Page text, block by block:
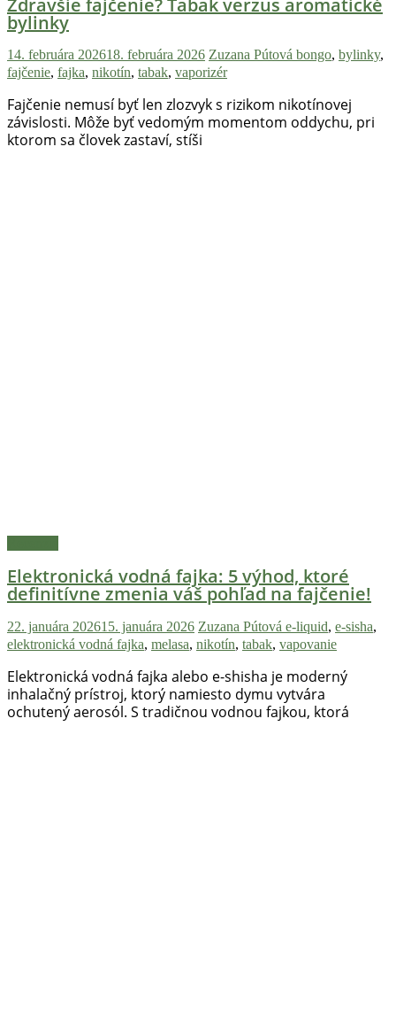
bylinky
14. februára 202618. februára 2026 Zuzana Pútová bongo, bylinky,
fajčenie, fajka, nikotín, tabak, vaporizér
Fajčenie nemusí byť len zlozvyk s rizikom nikotínovej
závislosti. Môže byť vedomým momentom oddychu, pri
ktorom sa človek zastaví, stíši
Elektronická vodná fajka: 5 výhod, ktoré
definitívne zmenia váš pohľad na fajčenie!
22. januára 202615. januára 2026 Zuzana Pútová e-liquid, e-sisha,
elektronická vodná fajka, melasa, nikotín, tabak, vapovanie
Elektronická vodná fajka alebo e-shisha je moderný
inhalačný prístroj, ktorý namiesto dymu vytvára
ochutený aerosól. S tradičnou vodnou fajkou, ktorá